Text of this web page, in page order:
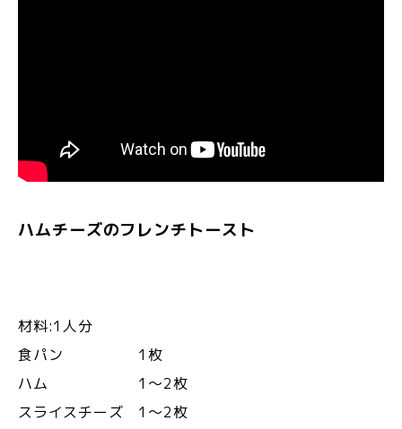
ハムチーズのフレンチトースト
材料:1人分
食パン 1枚
ハム 1〜2枚
スライスチーズ 1〜2枚